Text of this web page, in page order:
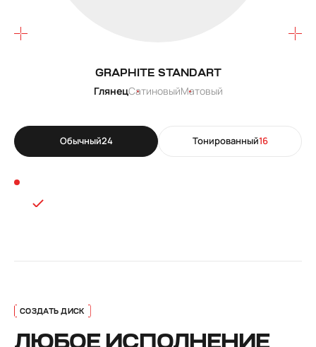
Обычный24 Тонированный16
GRAPHITE STANDART
ГлянецСатиновыйМатовый
ЛЮБОЕ ИСПОЛНЕНИЕ